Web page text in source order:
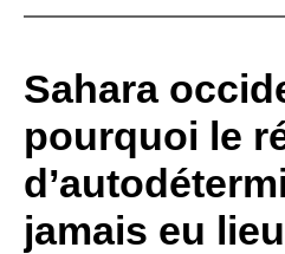
Sahara
pourquoi le
jamais eu